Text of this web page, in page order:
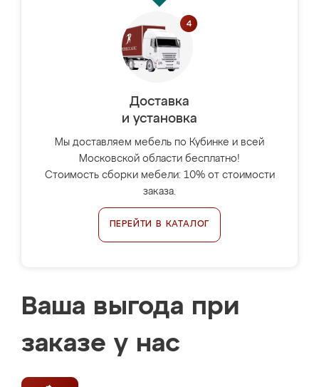
Доставка
и установка
Мы доставляем мебель по Кубинке и всей
Московской области бесплатно!
Стоимость сборки мебели: 10% от стоимости
заказа.
ПЕРЕЙТИ В КАТАЛОГ
Ваша выгода при
заказе у нас